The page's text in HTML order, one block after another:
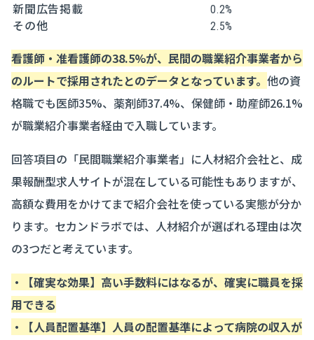
新聞広告掲載
0.2%
その他
2.5%
看護師・准看護師の38.5%が、民間の職業紹介事業者から
のルートで採用されたとのデータとなっています。 他の資
格職でも医師35%、薬剤師37.4%、保健師・助産師26.1%
が職業紹介事業者経由で入職しています。
回答項目の「民間職業紹介事業者」に人材紹介会社と、成
果報酬型求人サイトが混在している可能性もありますが、
高額な費用をかけてまで紹介会社を使っている実態が分か
ります。セカンドラボでは、人材紹介が選ばれる理由は次
の3つだと考えています。
・【確実な効果】高い手数料にはなるが、確実に職員を採
用できる
・【人員配置基準】人員の配置基準によって病院の収入が